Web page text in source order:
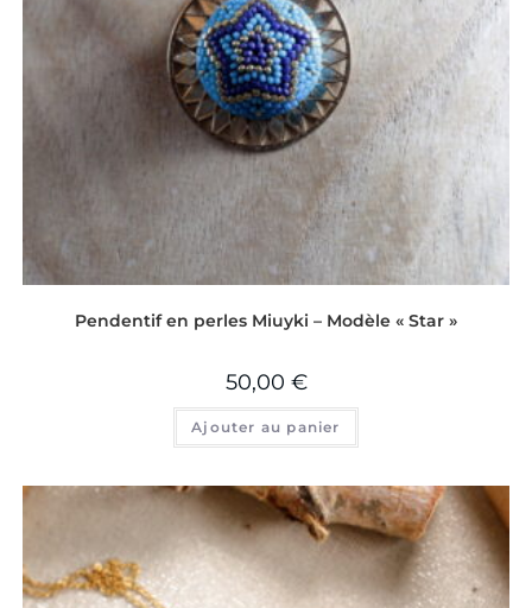
Pendentif en perles Miuyki – Modèle « Star »
50,00 €
Ajouter au panier